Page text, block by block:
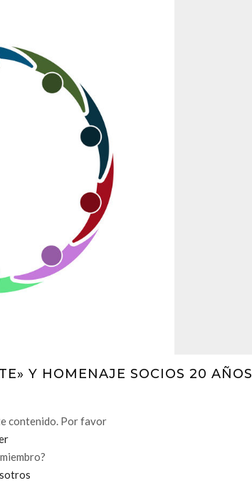
Y HOMENAJE SOCIOS 20 AÑOS
contenido. Por favor